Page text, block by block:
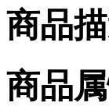
商品
商品